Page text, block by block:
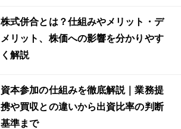
株式併合とは？仕組みやメリット・デ
メリット、株価への影響を分かりやす
く解説
資本参加の仕組みを徹底解説｜業務提
携や買収との違いから出資比率の判断
基準まで